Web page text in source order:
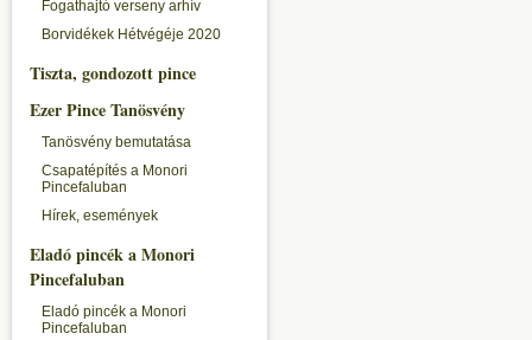
Fogathajtó verseny arhív
Borvidékek Hétvégéje 2020
Tiszta, gondozott pince
Ezer Pince Tanösvény
Tanösvény bemutatása
Csapatépítés a Monori
Pincefaluban
Hírek, események
Eladó pincék a Monori
Pincefaluban
Eladó pincék a Monori
Pincefaluban